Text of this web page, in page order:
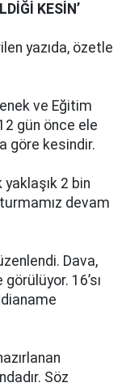
KESİN’
yazıda, özetle
ve Eğitim
gün önce ele
göre kesindir.
2 bin
devam
Dava,
16’sı
Söz